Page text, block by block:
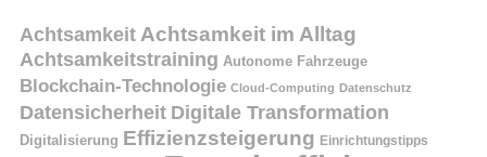
Achtsamkeit Achtsamkeit im Alltag
Achtsamkeitstraining Autonome Fahrzeuge
Blockchain-Technologie Cloud-Computing Datenschutz
Datensicherheit Digitale Transformation
Digitalisierung Effizienzsteigerung Einrichtungstipps